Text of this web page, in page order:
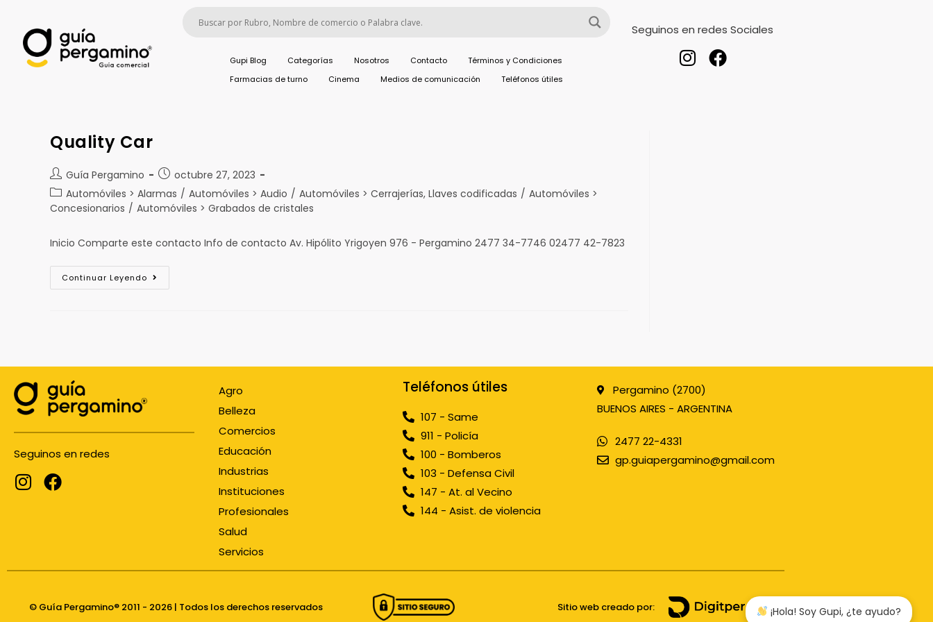
Gupi Blog Categorías Nosotros Contacto
Términos y Condiciones
Farmacias de turno
Cinema Medios de comunicación Teléfonos útiles
Seguinos en redes Sociales
Quality Car
Guía Pergamino
octubre 27, 2023
Automóviles > Alarmas / Automóviles > Audio / Automóviles > Cerrajerías, Llaves codificadas / Automóviles >
Concesionarios / Automóviles > Grabados de cristales
Inicio Comparte este contacto Info de contacto Av. Hipólito Yrigoyen 976 - Pergamino 2477 34-7746 02477 42-7823
Continuar Leyendo
Seguinos en redes
Agro
Belleza
Comercios
Educación
Industrias
Instituciones
Profesionales
Salud
Servicios
Teléfonos útiles
107 - Same
911 - Policía
100 - Bomberos
103 - Defensa Civil
147 - At. al Vecino
144 - Asist. de violencia
Pergamino (2700)
BUENOS AIRES - ARGENTINA
2477 22-4331
gp.guiapergamino@gmail.com
© Guía Pergamino® 2011 - 2026 | Todos los derechos reservados Sitio web creado por: ¡Hola! Soy Gupi, ¿te ayudo?